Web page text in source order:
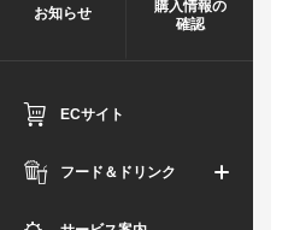
お知らせ
購入情報の
確認
ECサイト
フード＆ドリンク